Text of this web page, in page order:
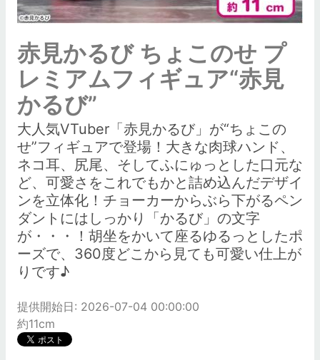
赤見かるび ちょこのせ プ
レミアムフィギュア“赤見
かるび”
大人気VTuber「赤見かるび」が“ちょこの
せ”フィギュアで登場！大きな肉球ハンド、
ネコ耳、尻尾、そしてふにゅっとした口元な
ど、可愛さをこれでもかと詰め込んだデザイ
ンを立体化！チョーカーからぶら下がるペン
ダントにはしっかり「かるび」の文字
が・・・！胡坐をかいて座るゆるっとしたポ
ーズで、360度どこから見ても可愛い仕上が
りです♪
提供開始日: 2026-07-04 00:00:00
約11cm